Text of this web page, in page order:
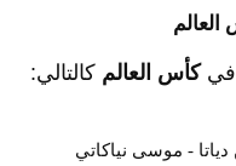
فيكأس العالم كالتالي: